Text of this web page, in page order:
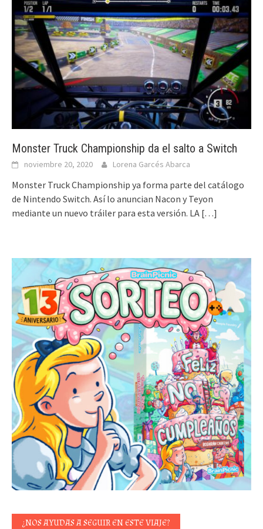
Monster Truck Championship da el salto a Switch
noviembre 20, 2020 Lorena Garcés Abarca
Monster Truck Championship ya forma parte del catálogo
de Nintendo Switch. Así lo anuncian Nacon y Teyon
mediante un nuevo tráiler para esta versión. LA […]
¿NOS AYUDAS A SEGUIR EN ESTE VIAJE?